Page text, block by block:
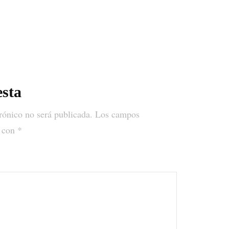
no será publicada. Los campos
*